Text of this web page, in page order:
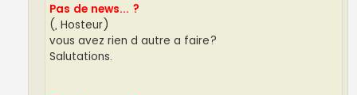
Pas de news... ?
(, Hosteur)
vous avez rien d autre a faire?
Salutations.